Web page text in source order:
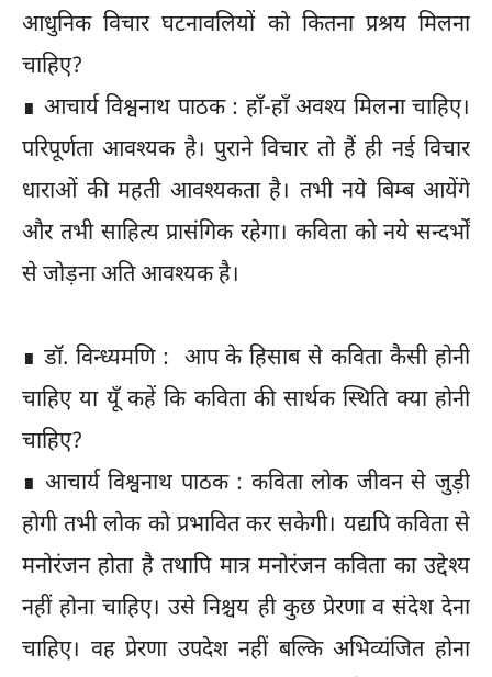
आधुनिक विचार घटनावलियों को कितना प्रश्रय मिलना
चाहिए?
∎ आचार्य विश्वनाथ पाठक : हाँ-हाँ अवश्य मिलना चाहिए।
परिपूर्णता आवश्यक है। पुराने विचार तो हैं ही नई विचार
धाराओं की महती आवश्यकता है। तभी नये बिम्ब आयेंगे
और तभी साहित्य प्रासंगिक रहेगा। कविता को नये सन्दर्भों
से जोड़ना अति आवश्यक है।
∎ डॉ. विन्ध्यमणि : आप के हिसाब से कविता कैसी होनी
चाहिए या यूँ कहें कि कविता की सार्थक स्थिति क्या होनी
चाहिए?
∎ आचार्य विश्वनाथ पाठक : कविता लोक जीवन से जुड़ी
होगी तभी लोक को प्रभावित कर सकेगी। यद्यपि कविता से
मनोरंजन होता है तथापि मात्र मनोरंजन कविता का उद्देश्य
नहीं होना चाहिए। उसे निश्चय ही कुछ प्रेरणा व संदेश देना
चाहिए। वह प्रेरणा उपदेश नहीं बल्कि अभिव्यंजित होना